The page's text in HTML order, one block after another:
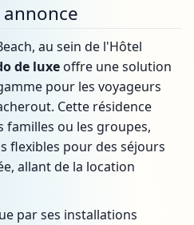
au sein de l'Hôtel
de luxeoffre une solution
pour les voyageurs
Cette résidence
familles ou les groupes,
flexibles pour des séjours
allant de la location
par ses installations